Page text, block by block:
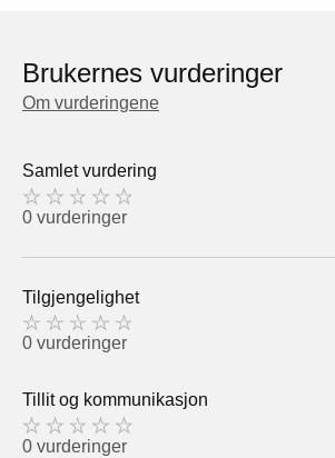
Brukernes vurderinger
Om vurderingene
Samlet vurdering
0 vurderinger
Tilgjengelighet
0 vurderinger
Tillit og kommunikasjon
0 vurderinger